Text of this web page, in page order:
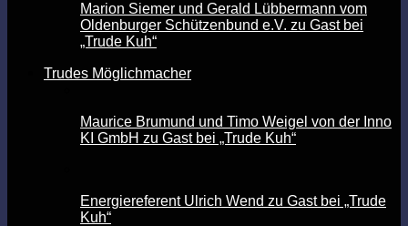
Marion Siemer und Gerald Lübbermann vom
Oldenburger Schützenbund e.V. zu Gast bei
„Trude Kuh“
Trudes Möglichmacher
Maurice Brumund und Timo Weigel von der Inno
KI GmbH zu Gast bei „Trude Kuh“
Energiereferent Ulrich Wend zu Gast bei „Trude
Kuh“